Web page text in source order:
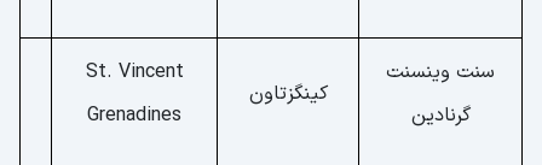
سنت وینسنت
گرنادین
کینگزتاون
St. Vincent
Grenadines